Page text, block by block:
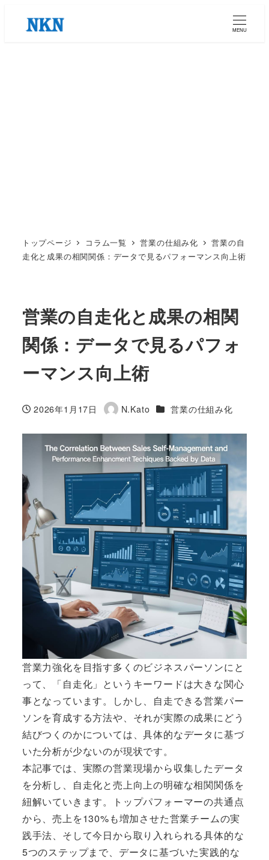
MENU
トップページ コラム一覧 営業の仕組み化
営業の自
走化と成果の相関関係：データで見るパフォーマンス向上術
営業の自走化と成果の相関
関係：データで見るパフォ
ーマンス向上術
投稿日
2026年1月17日
著
N.Kato カテゴリー
営業の仕組み化
営業力強化を目指す多くのビジネスパーソンにと
って、「自走化」というキーワードは大きな関心
事となっています。しかし、自走できる営業パー
ソンを育成する方法や、それが実際の成果にどう
結びつくのかについては、具体的なデータに基づ
いた分析が少ないのが現状です。
本記事では、実際の営業現場から収集したデータ
を分析し、自走化と売上向上の明確な相関関係を
紐解いていきます。トップパフォーマーの共通点
から、売上を130%も増加させた営業チームの実
践手法、そして今日から取り入れられる具体的な
5つのステップまで、データに基づいた実践的な